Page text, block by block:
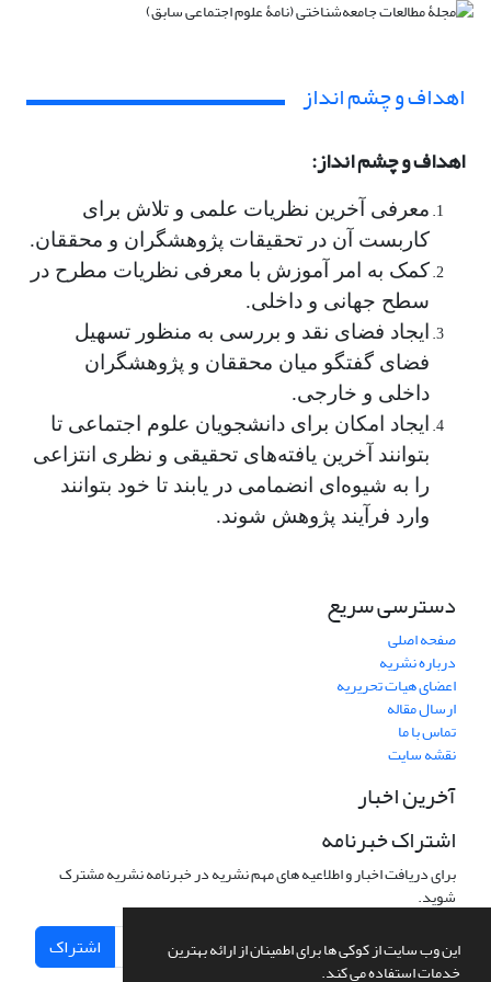
این وب سایت از کوکی ها برای اطمینان از ارائه بهترین
خدمات استفاده می کند.
اهداف و چشم انداز
اهداف و چشم انداز:
معرفی آخرین نظریات علمی و تلاش برای
کاربست آن در تحقیقات پژوهشگران و محققان.
کمک به امر آموزش با معرفی نظریات مطرح در
سطح جهانی و داخلی.
ایجاد فضای نقد و بررسی به منظور تسهیل
فضای گفتگو میان محققان و پژوهشگران
داخلی و خارجی.
ایجاد امکان برای دانشجویان علوم اجتماعی تا
بتوانند آخرین یافته‌های تحقیقی و نظری انتزاعی
را به شیوه‌ای انضمامی در یابند تا خود بتوانند
وارد فرآیند پژوهش شوند.
دسترسی سریع
صفحه اصلی
درباره نشریه
اعضای هیات تحریریه
ارسال مقاله
تماس با ما
نقشه سایت
آخرین اخبار
اشتراک خبرنامه
برای دریافت اخبار و اطلاعیه های مهم نشریه در خبرنامه نشریه مشترک
شوید.
اشتراک